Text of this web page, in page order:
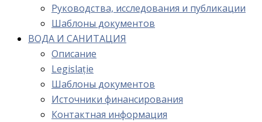
Руководства, исследования и публикации
Шаблоны документов
ВОДА И САНИТАЦИЯ
Описание
Legislație
Шаблоны документов
Источники финансирования
Контактная информация